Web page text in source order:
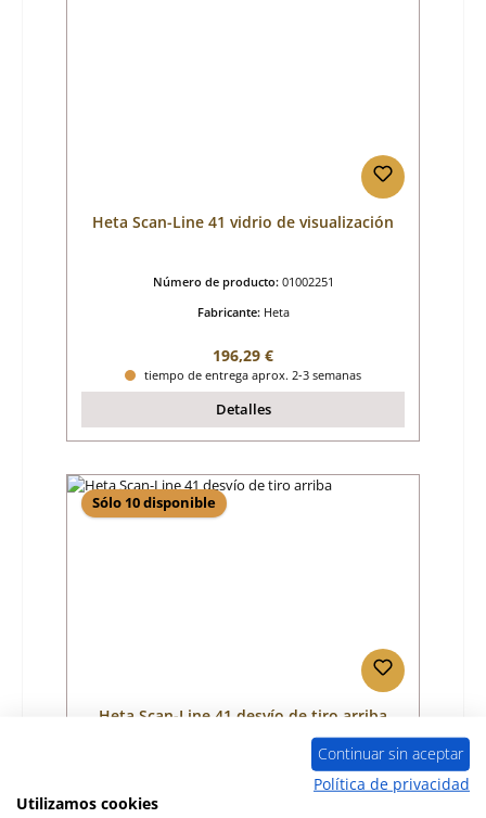
Heta Scan-Line 41 vidrio de visualización
Número de producto: 01002251
Fabricante: Heta
Precio normal:
196,29 €
tiempo de entrega aprox. 2-3 semanas
Detalles
Sólo 10 disponible
Heta Scan-Line 41 desvío de tiro arriba
01033776
Continuar sin aceptar
Política de privacidad
Utilizamos cookies